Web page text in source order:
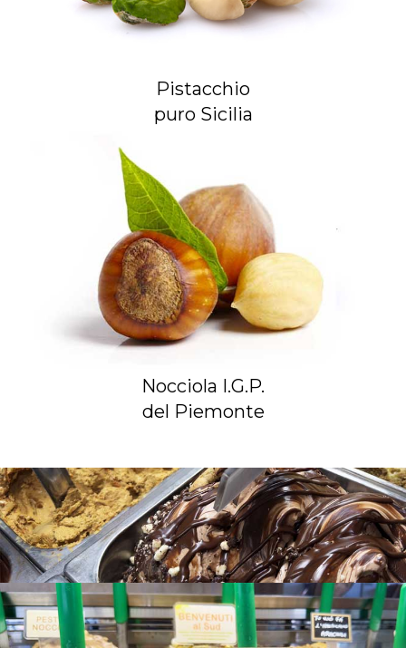
Pistacchio
puro Sicilia
Nocciola I.G.P.
del Piemonte